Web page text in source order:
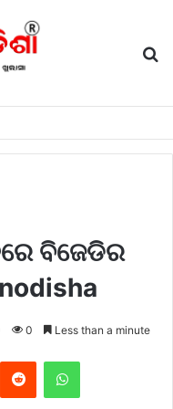
ବିଜେଡିର
0 Less than a minute
Reddit WhatsApp